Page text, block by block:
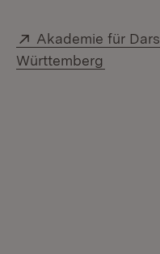
Extern:
Akademie für
Württemberg